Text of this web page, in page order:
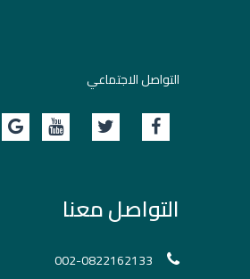
التواصل الاجتماعي
التواصل معنا
002-0822162133